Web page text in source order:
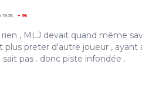
+ 95
, MLJ devait quand même
plus preter d'autre joueur ,
pas . donc piste infondée .